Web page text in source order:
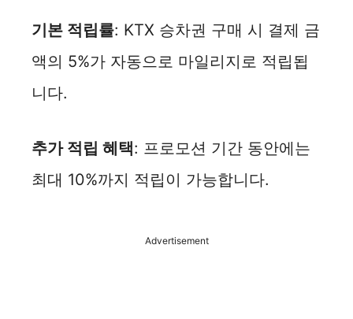
기본 적립률: KTX 승차권 구매 시 결제 금
액의 5%가 자동으로 마일리지로 적립됩
니다.
추가 적립 혜택: 프로모션 기간 동안에는
최대 10%까지 적립이 가능합니다.
Advertisement